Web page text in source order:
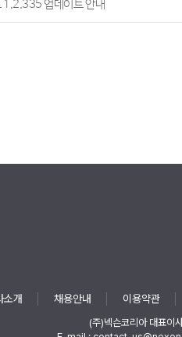
1.2.335 업데이트 안내
소개 채용안내 이용약관
(주)넥슨코리아 대표이